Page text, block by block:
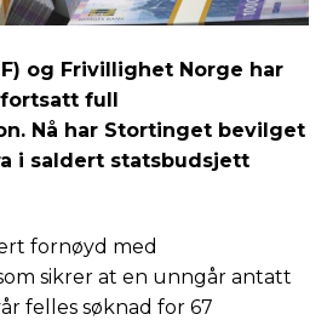
og Frivillighet Norge har
full
Nå har Stortinget bevilget
i saldert statsbudsjett
fornøyd med
sikrer at en unngår antatt
felles søknad for 67